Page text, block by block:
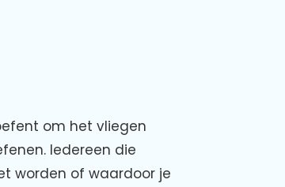
om het vliegen
Iedereen die
worden of waardoor je